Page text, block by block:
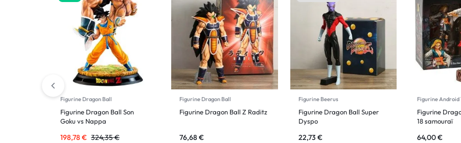
Figurine Dragon Ball
Figurine Dragon Ball Son
Goku vs Nappa
198,78€ 324,35€
Figurine Dragon Ball
Figurine Dragon Ball Z Raditz
76,68€
Figurine Beerus
Figurine Dragon Ball Super
Dyspo
22,73 €
Figurine Android
Figurine
18 samouraï
64,00€